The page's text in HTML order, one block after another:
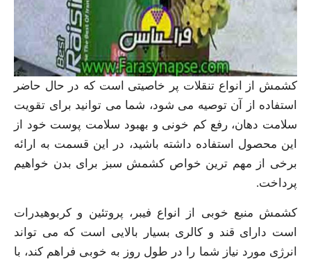
کشمش از انواع تنقلات پر خاصیتی است که در حال حاضر
استفاده از آن توصیه می‌ شود، شما می‌ توانید برای تقویت
سلامت دهان، رفع کم خونی و بهبود سلامت پوست خود از
این محصول استفاده داشته باشید، در این قسمت به ارائه
برخی از مهم ترین خواص کشمش سبز برای بدن خواهیم
پرداخت.
کشمش منبع خوبی از انواع فیبر، پروتئین و کربوهیدرات
است دارای قند و کالری بسیار بالایی است که می‌ تواند
انرژی مورد نیاز شما را در طول روز به خوبی فراهم کند، با